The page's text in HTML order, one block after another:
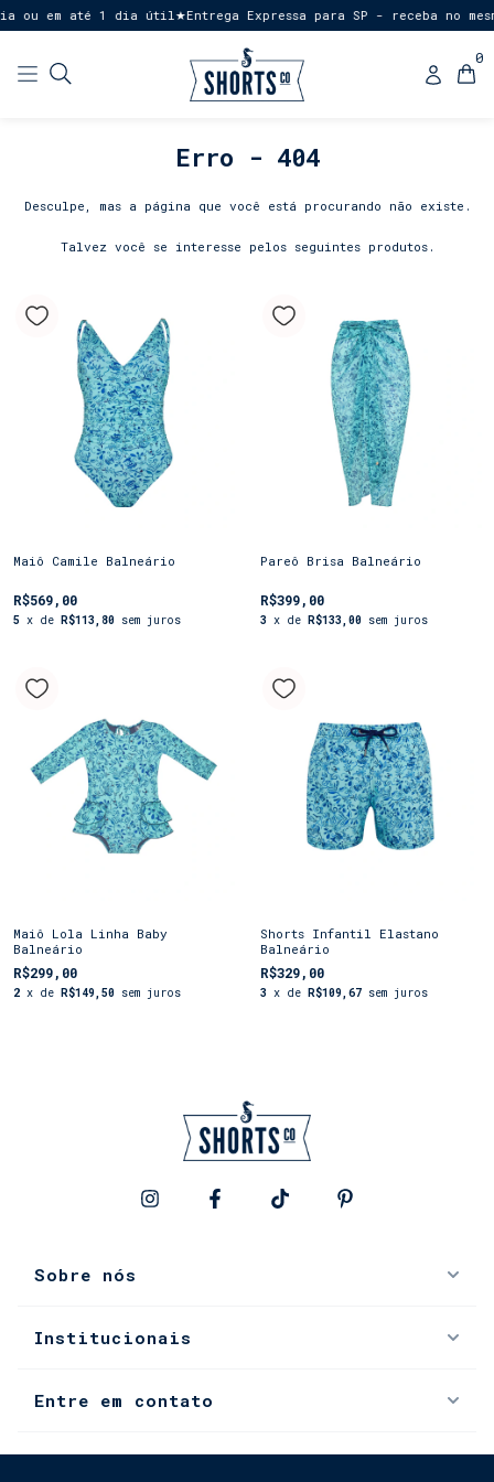
ou em até 1 dia útil★Entrega Expressa para SP - receba no
0
Erro - 404
Desculpe, mas a página que você está procurando não existe.
Talvez você se interesse pelos seguintes produtos.
Maiô Camile Balneário
R$569,00
5 x de R$113,80 sem juros
Pareô Brisa Balneário
R$399,00
3 x de R$133,00 sem juros
Maiô Lola Linha Baby
Balneário
R$299,00
2 x de R$149,50 sem juros
Shorts Infantil Elastano
Balneário
R$329,00
3 x de R$109,67 sem juros
Sobre nós
Institucionais
Entre em contato